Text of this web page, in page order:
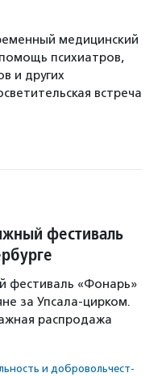
медицинский
психиатров,
и других
встреча
фестиваль
фестиваль «Фонарь»
за Упсала-цирком.
распродажа
и доброволь­чест­